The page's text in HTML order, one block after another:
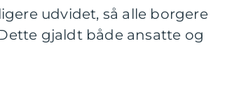
udvidet, så alle borgere
gjaldt både ansatte og